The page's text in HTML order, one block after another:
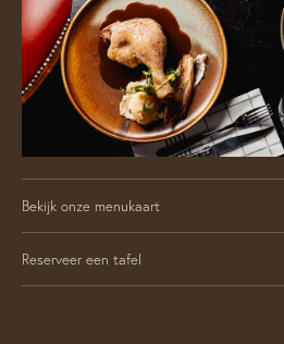
Bekijk onze menukaart
Reserveer een tafel